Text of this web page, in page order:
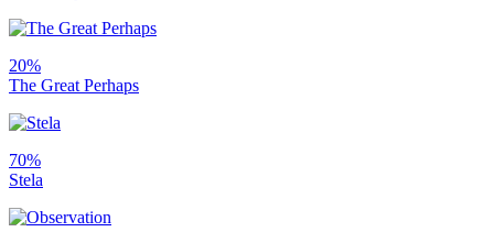
20%
The Great Perhaps
70%
Stela